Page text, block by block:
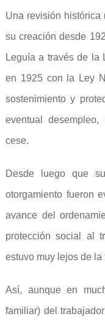
Una revisión histórica
su creación desde
Leguía a través de la
en 1925 con la Ley
sostenimiento y
eventual
cese.
Desde luego que
otorgamiento fueron
avance del
protección social al
estuvo muy lejos de
Así, aunque en
familiar) del